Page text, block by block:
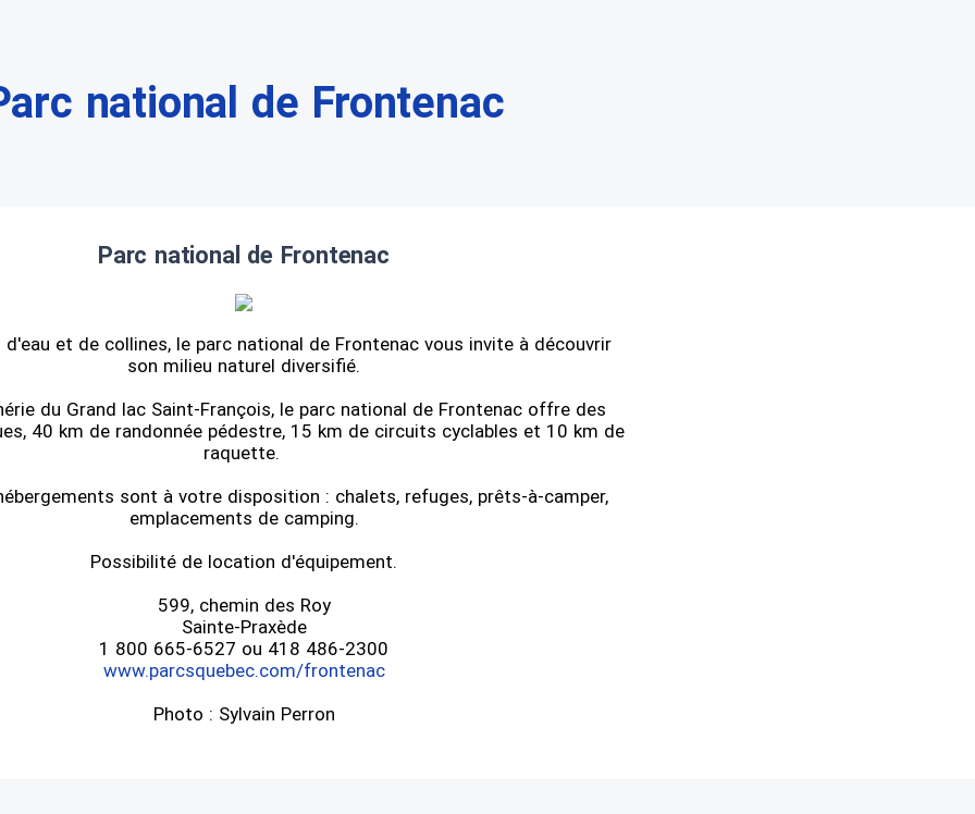
national de Frontenac
Parc national de Frontenac
et de collines, le parc national de Frontenac vous invite à découvrir
son milieu naturel diversifié.
du Grand lac Saint-François, le parc national de Frontenac offre des
40 km de randonnée pédestre, 15 km de circuits cyclables et 10 km de
raquette.
sont à votre disposition : chalets, refuges, prêts-à-camper,
emplacements de camping.
Possibilité de location d'équipement.
599, chemin des Roy
Sainte-Praxède
1 800 665-6527 ou 418 486-2300
www.parcsquebec.com/frontenac
Photo : Sylvain Perron